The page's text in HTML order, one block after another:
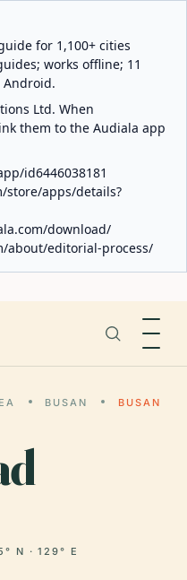
for 1,100+ cities
works offline; 11
Android.
Ltd. When
them to the Audiala app
id6446038181
store/apps/details?
download/
about/editorial-process/
BUSAN
BUSAN
N · 129° E